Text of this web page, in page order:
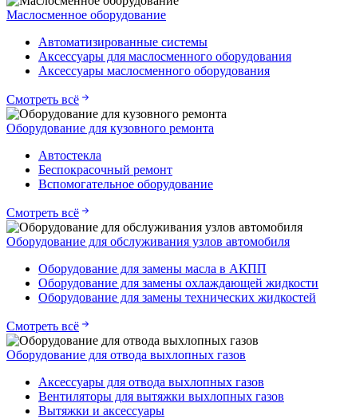
Маслосменное оборудование
Автоматизированные системы
Аксессуары для маслосменного оборудования
Аксессуары маслосменного оборудования
Смотреть всё
Оборудование для кузовного ремонта
Автостекла
Беспокрасочный ремонт
Вспомогательное оборудование
Смотреть всё
Оборудование для обслуживания узлов автомобиля
Оборудование для замены масла в АКПП
Оборудование для замены охлаждающей жидкости
Оборудование для замены технических жидкостей
Смотреть всё
Оборудование для отвода выхлопных газов
Аксессуары для отвода выхлопных газов
Вентиляторы для вытяжки выхлопных газов
Вытяжки и аксессуары